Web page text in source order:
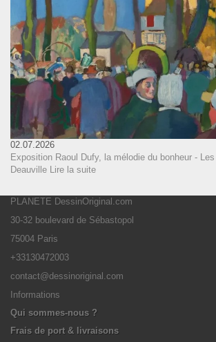
02.07.2026
Exposition Raoul Dufy, la mélodie du bonheur - Les
Deauville Lire la suite
PLANETE DessinOriginal.com
30-32 boulevard de Sébastopol
75004 Paris
+33130472003
contact@dessinoriginal.com
Informations
Qui sommes-nous ?
Frais de port & livraisons